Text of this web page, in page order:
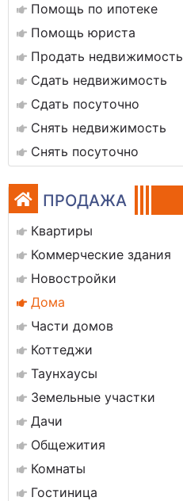
Помощь по ипотеке
Помощь юриста
Продать недвижимость
Сдать недвижимость
Сдать посуточно
Снять недвижимость
Снять посуточно
ПРОДАЖА
Квартиры
Коммерческие здания
Новостройки
Дома
Части домов
Коттеджи
Таунхаусы
Земельные участки
Дачи
Общежития
Комнаты
Гостиница